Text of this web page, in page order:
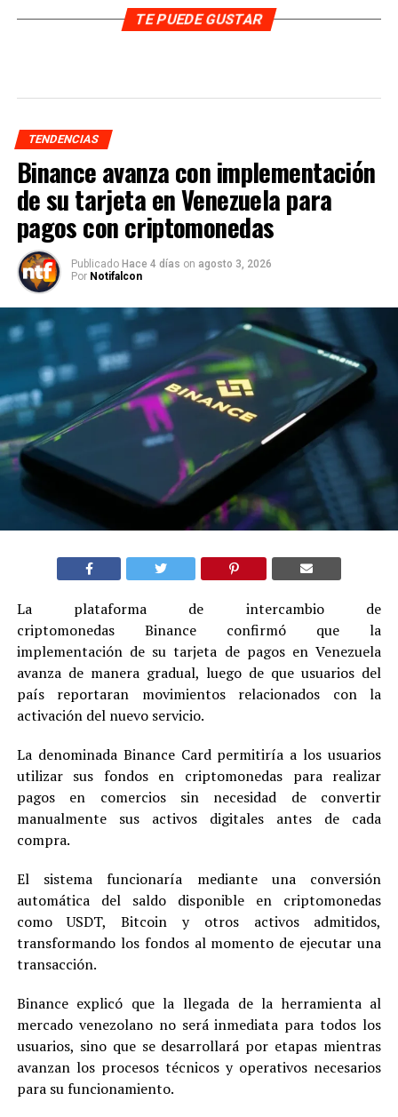
TE PUEDE GUSTAR
TENDENCIAS
Binance avanza con implementación
de su tarjeta en Venezuela para
pagos con criptomonedas
Publicado Hace 4 días on agosto 3, 2026
Por Notifalcon
La plataforma de intercambio de
criptomonedas Binance confirmó que la
implementación de su tarjeta de pagos en Venezuela
avanza de manera gradual, luego de que usuarios del
país reportaran movimientos relacionados con la
activación del nuevo servicio.
La denominada Binance Card permitiría a los usuarios
utilizar sus fondos en criptomonedas para realizar
pagos en comercios sin necesidad de convertir
manualmente sus activos digitales antes de cada
compra.
El sistema funcionaría mediante una conversión
automática del saldo disponible en criptomonedas
como USDT, Bitcoin y otros activos admitidos,
transformando los fondos al momento de ejecutar una
transacción.
Binance explicó que la llegada de la herramienta al
mercado venezolano no será inmediata para todos los
usuarios, sino que se desarrollará por etapas mientras
avanzan los procesos técnicos y operativos necesarios
para su funcionamiento.